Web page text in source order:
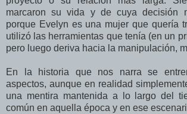
marcaron su vida y de cuya decisión
porque Evelyn es una mujer que quería
utilizó las herramientas que tenía (en un
pero luego deriva hacia la manipulación,
En la historia que nos narra se
aspectos, aunque en realidad
una mentira mantenida a lo largo del
común en aquella época y en ese